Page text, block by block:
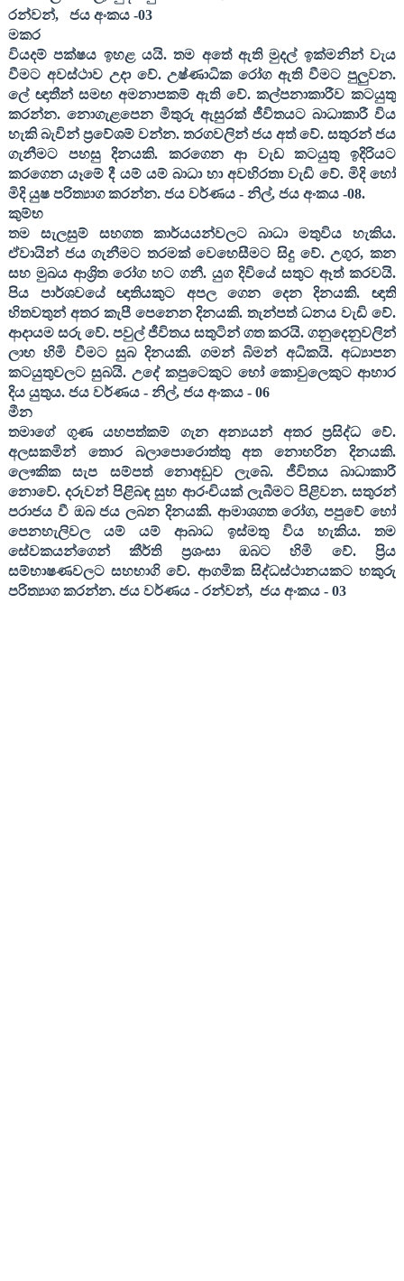
රන්වන්, ජය අංකය -03
මකර
වියදම් පක්ෂය ඉහළ යයි. තම අතේ ඇති මුදල් ඉක්මනින් වැය
වීමට අවස්ථාව උදා වේ. උෂ්ණාධික රෝග ඇති වීමට පුලුවන.
ලේ ඥාතීන් සමඟ අමනාපකම් ඇති වේ. කල්පනාකාරීව කටයුතු
කරන්න. නොගැළපෙන මිතුරු ඇසුරක් ජීවිතයට බාධාකාරී විය
හැකි බැවින් ප්‍රවේශම් වන්න. තරගවලින් ජය අත් වේ. සතුරන් ජය
ගැනීමට පහසු දිනයකි. කරගෙන ආ වැඩ කටයුතු ඉදිරියට
කරගෙන යෑමේ දී යම් යම් බාධා හා අවහිරතා වැඩි වේ. මිදි හෝ
මිදි යුෂ පරිත්‍යාග කරන්න. ජය වර්ණය - නිල්, ජය අංකය -08.
කුම්භ
තම සැලසුම් සහගත කාර්යයන්වලට බාධා මතුවිය හැකිය.
ඒවායින් ජය ගැනීමට තරමක් වෙහෙසීමට සිදු වේ. උගුර,කන
සහ මුඛය ආශ්‍රිත රෝග හට ගනී. යුග දිවියේ සතුට ඈත් කරවයි.
පිය පාර්ශවයේ ඥාතියකුට අපල ගෙන දෙන දිනයකි. ඥාති
හිතවතුන් අතර කැපී පෙනෙන දිනයකි. තැන්පත් ධනය වැඩි වේ.
ආදායම සරු වේ. පවුල් ජීවිතය සතුටින් ගත කරයි. ගනුදෙනුවලින්
ලාභ හිමි වීමට සුබ දිනයකි. ගමන් බිමන් අධිකයි. අධ්‍යාපන
කටයුතුවලට සුබයි. උදේ කපුටෙකුට හෝ කොවුලෙකුට ආහාර
දිය යුතුය. ජය වර්ණය - නිල්, ජය අංකය -06
මීන
තමාගේ ගුණ යහපත්කම් ගැන අන්‍යයන් අතර ප්‍රසිද්ධ වේ.
අලසකමින් තොර බලාපොරොත්තු අත නොහරින දිනයකි.
ලෞකික සැප සම්පත් නොඅඩුව ලැබේ. ජීවිතය බාධාකාරී
නොවේ. දරුවන් පිළිබඳ සුභ ආරංචියක් ලැබීමට පිළිවන. සතුරන්
පරාජය වී ඔබ ජය ලබන දිනයකි. ආමාශගත රෝග,පපුවේ හෝ
පෙනහැලිවල යම් යම් ආබාධ ඉස්මතු විය හැකිය. තම
සේවකයන්ගෙන් කීර්ති ප්‍රශංසා ඔබට හිමි වේ. ප්‍රිය
සම්භාෂණවලට සහභාගි වේ. ආගමික සිද්ධස්ථානයකට හකුරු
පරිත්‍යාග කරන්න.ජය වර්ණය-රන්වන්, ජය අංකය - 03